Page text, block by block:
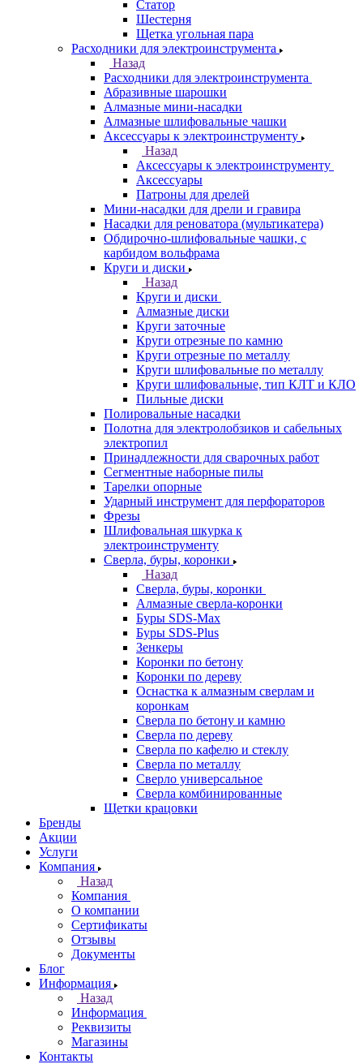
Статор
Шестерня
Щетка угольная пара
Расходники для электроинструмента
Назад
Расходники для электроинструмента
Абразивные шарошки
Алмазные мини-насадки
Алмазные шлифовальные чашки
Аксессуары к электроинструменту
Назад
Аксессуары к электроинструменту
Аксессуары
Патроны для дрелей
Мини-насадки для дрели и гравира
Насадки для реноватора (мультикатера)
Обдирочно-шлифовальные чашки, с
карбидом вольфрама
Круги и диски
Назад
Круги и диски
Алмазные диски
Круги заточные
Круги отрезные по камню
Круги отрезные по металлу
Круги шлифовальные по металлу
Круги шлифовальные, тип КЛТ и КЛО
Пильные диски
Полировальные насадки
Полотна для электролобзиков и сабельных
электропил
Принадлежности для сварочных работ
Сегментные наборные пилы
Тарелки опорные
Ударный инструмент для перфораторов
Фрезы
Шлифовальная шкурка к
электроинструменту
Сверла, буры, коронки
Назад
Сверла, буры, коронки
Алмазные сверла-коронки
Буры SDS-Max
Буры SDS-Plus
Зенкеры
Коронки по бетону
Коронки по дереву
Оснастка к алмазным сверлам и
коронкам
Сверла по бетону и камню
Сверла по дереву
Сверла по кафелю и стеклу
Сверла по металлу
Сверло универсальное
Сверла комбинированные
Щетки крацовки
Бренды
Акции
Услуги
Компания
Назад
Компания
О компании
Сертификаты
Отзывы
Документы
Блог
Информация
Назад
Информация
Реквизиты
Магазины
Контакты